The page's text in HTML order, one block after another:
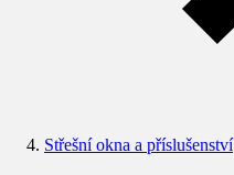
Střešní okna a příslušenství